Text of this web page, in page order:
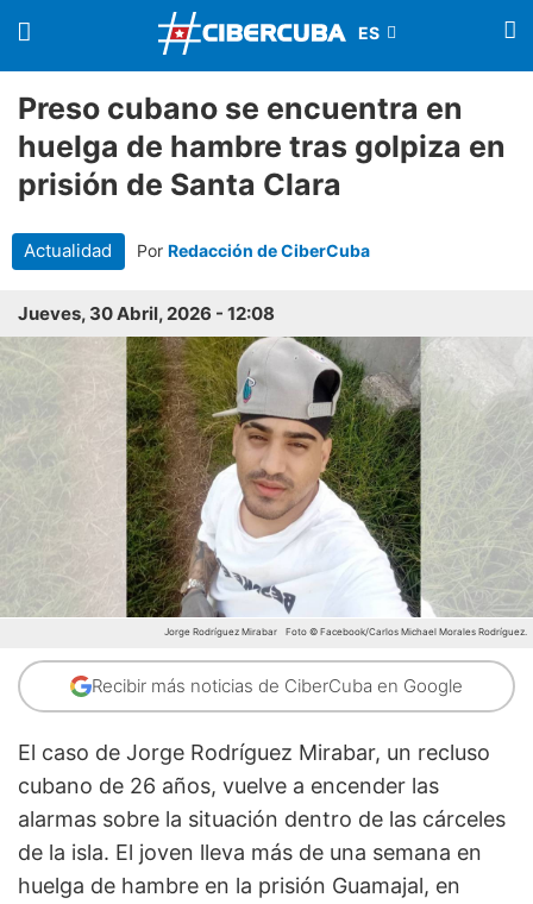
Preso cubano se encuentra en
huelga de hambre tras golpiza en
prisión de Santa Clara
Actualidad Por Redacción de CiberCuba
Jueves, 30 Abril, 2026 - 12:08
Jorge Rodríguez Mirabar Foto © Facebook/Carlos Michael Morales Rodríguez.
Recibir más noticias de CiberCuba en Google
El caso de Jorge Rodríguez Mirabar, un recluso
cubano de 26 años, vuelve a encender las
alarmas sobre la situación dentro de las cárceles
de la isla. El joven lleva más de una semana en
huelga de hambre en la prisión Guamajal, en